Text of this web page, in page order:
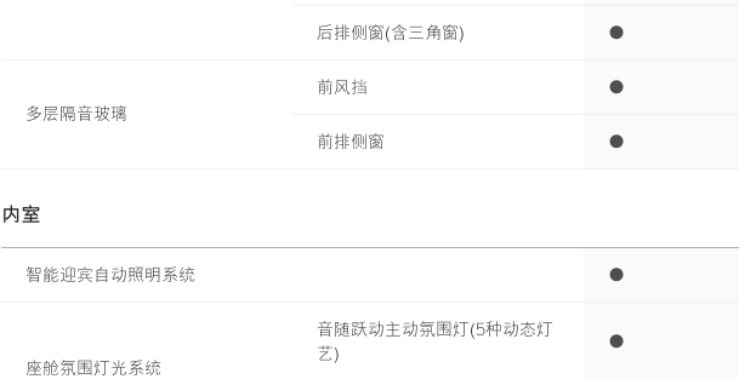
后排侧窗(含三角窗) ●
多层隔音玻璃
前风挡 ●
前排侧窗 ●
内室
智能迎宾自动照明系统 ●
座舱氛围灯光系统
音随跃动主动氛围灯(5种动态灯
艺)
●